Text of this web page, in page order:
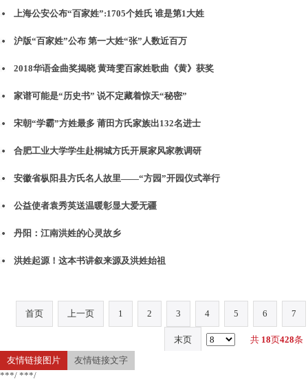
上海公安公布“百家姓”:1705个姓氏 谁是第1大姓
沪版“百家姓”公布 第一大姓“张”人数近百万
2018华语金曲奖揭晓 黄琦雯百家姓歌曲《黄》获奖
家谱可能是“历史书” 说不定藏着惊天“秘密”
宋朝“学霸”方姓最多 莆田方氏家族出132名进士
合肥工业大学学生赴桐城方氏开展家风家教调研
安徽省枞阳县方氏名人故里——“方园”开园仪式举行
公益使者袁秀英送温暖彰显大爱无疆
丹阳：江南洪姓的心灵故乡
洪姓起源！这本书讲叙来源及洪姓始祖
首页 上一页 1 2 3 4 5 6 7
末页 共 18页428条
友情链接图片
友情链接文字
***/ ***/